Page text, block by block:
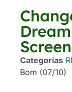
Screen
Categorias
Bom (07/10)